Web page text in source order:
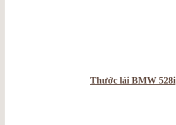
Thước lái BMW 528i